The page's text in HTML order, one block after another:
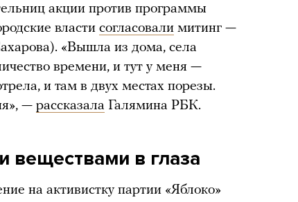
акции против программы
власти согласовали митинг —
«Вышла из дома, села
времени, и тут у меня —
и там в двух местах порезы.
— рассказала Галямина РБК.
веществами в глаза
на активистку партии «Яблоко»